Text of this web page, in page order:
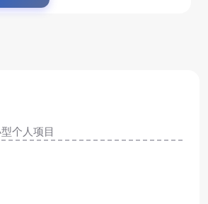
个人项目